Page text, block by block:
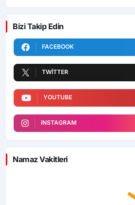
Bizi Takip Edin
FACEBOOK
TWITTER
YOUTUBE
INSTAGRAM
Namaz Vakitleri